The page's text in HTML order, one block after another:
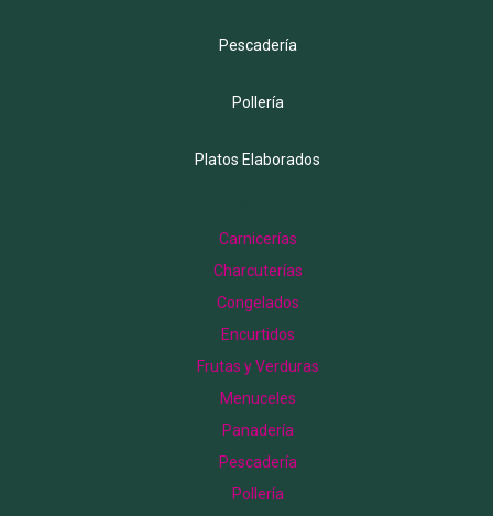
Pescadería
Pollería
Platos Elaborados
Carnicerías
Charcuterías
Congelados
Encurtidos
Frutas y Verduras
Menuceles
Panadería
Pescadería
Pollería